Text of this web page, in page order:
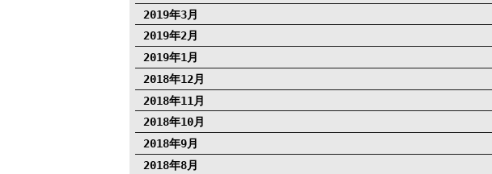
2019年3月
2019年2月
2019年1月
2018年12月
2018年11月
2018年10月
2018年9月
2018年8月